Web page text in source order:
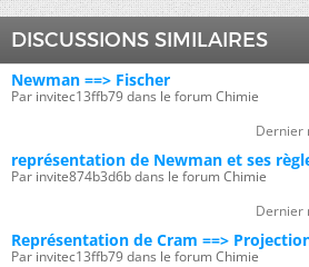
DISCUSSIONS SIMILAIRES
Newman ==> Fischer
Par invitec13ffb79 dans le forum Chimie
Dernier
représentation de Newman et ses
Par invite874b3d6b dans le forum Chimie
Dernier
Représentation de Cram ==>
Par invitec13ffb79 dans le forum Chimie